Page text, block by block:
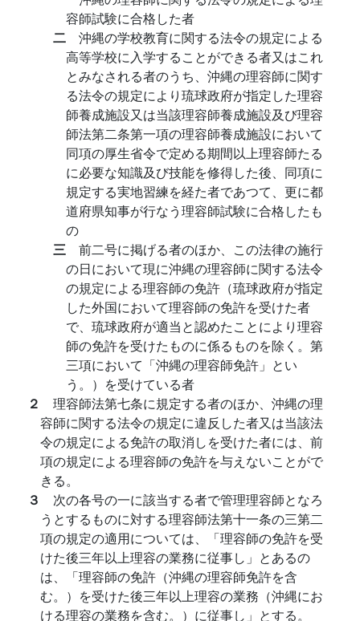
容師試験に合格した者
二 沖縄の学校教育に関する法令の規定による
高等学校に入学することができる者又はこれ
とみなされる者のうち、沖縄の理容師に関す
る法令の規定により琉球政府が指定した理容
師養成施設又は当該理容師養成施設及び理容
師法第二条第一項の理容師養成施設において
同項の厚生省令で定める期間以上理容師たる
に必要な知識及び技能を修得した後、同項に
規定する実地習練を経た者であつて、更に都
道府県知事が行なう理容師試験に合格したも
の
三 前二号に掲げる者のほか、この法律の施行
の日において現に沖縄の理容師に関する法令
の規定による理容師の免許（琉球政府が指定
した外国において理容師の免許を受けた者
で、琉球政府が適当と認めたことにより理容
師の免許を受けたものに係るものを除く。第
三項において「沖縄の理容師免許」とい
う。）を受けている者
２ 理容師法第七条に規定する者のほか、沖縄の理
容師に関する法令の規定に違反した者又は当該法
令の規定による免許の取消しを受けた者には、前
項の規定による理容師の免許を与えないことがで
きる。
３ 次の各号の一に該当する者で管理理容師となろ
うとするものに対する理容師法第十一条の三第二
項の規定の適用については、「理容師の免許を受
けた後三年以上理容の業務に従事し」とあるの
は、「理容師の免許（沖縄の理容師免許を含
む。）を受けた後三年以上理容の業務（沖縄にお
ける理容の業務を含む。）に従事し」とする。